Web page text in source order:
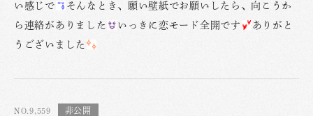
い感じで
そんなとき、願い壁紙でお願いしたら、向こうか
ら連絡がありました
いっきに恋モード全開です
ありがと
うございました
NO.9,559